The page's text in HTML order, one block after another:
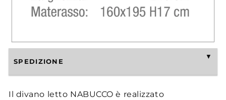
SPEDIZIONE
Il divano letto NABUCCO è realizzato